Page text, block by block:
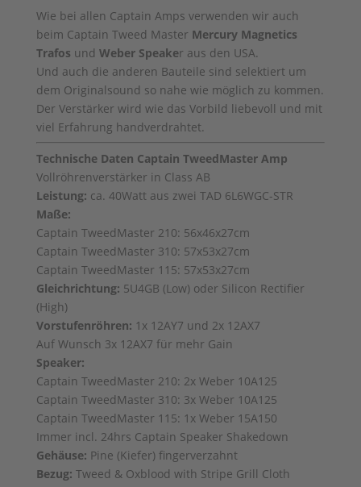
Wie bei allen Captain Amps verwenden wir auch
beim Captain Tweed Master Mercury Magnetics
Trafos und Weber Speaker aus den USA.
Und auch die anderen Bauteile sind selektiert um
dem Originalsound so nahe wie möglich zu kommen.
Der Verstärker wird wie das Vorbild liebevoll und mit
viel Erfahrung handverdrahtet.
Technische Daten Captain TweedMaster Amp
Vollröhrenverstärker in Class AB
Leistung: ca. 40Watt aus zwei TAD 6L6WGC-STR
Maße:
Captain TweedMaster 210: 56x46x27cm
Captain TweedMaster 310: 57x53x27cm
Captain TweedMaster 115: 57x53x27cm
Gleichrichtung: 5U4GB (Low) oder Silicon Rectifier
(High)
Vorstufenröhren: 1x 12AY7 und 2x 12AX7
Auf Wunsch 3x 12AX7 für mehr Gain
Speaker:
Captain TweedMaster 210: 2x Weber 10A125
Captain TweedMaster 310: 3x Weber 10A125
Captain TweedMaster 115: 1x Weber 15A150
Immer incl. 24hrs Captain Speaker Shakedown
Gehäuse: Pine (Kiefer) fingerverzahnt
Bezug: Tweed & Oxblood with Stripe Grill Cloth